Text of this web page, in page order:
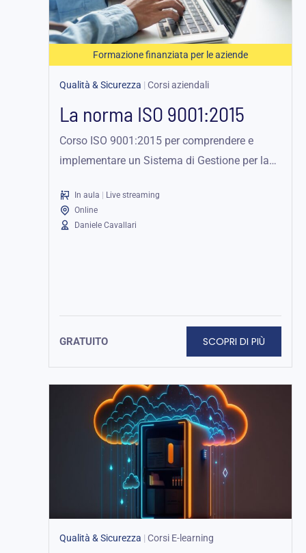
Formazione finanziata per le aziende
Qualità & Sicurezza | Corsi aziendali
La norma ISO 9001:2015
Corso ISO 9001:2015 per comprendere e
implementare un Sistema di Gestione per la
Risk...In aula
Live streaming
Online
Daniele Cavallari
GRATUITO SCOPRI DI PIÙ
Qualità & Sicurezza | Corsi E-learning